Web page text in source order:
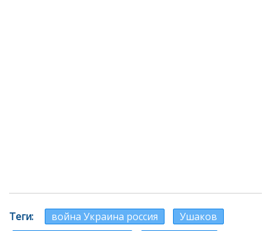
Теги война Украина россия
Ушаков